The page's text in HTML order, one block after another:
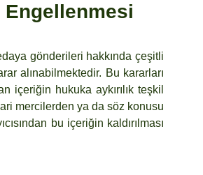
gönderileri hakkında çeşitli
alınabilmektedir. Bu kararları
hukuka aykırılık teşkil
mercilerden ya da söz konusu
bu içeriğin kaldırılması